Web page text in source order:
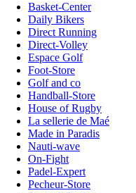
Basket-Center
Daily Bikers
Direct Running
Direct-Volley
Espace Golf
Foot-Store
Golf and co
Handball-Store
House of Rugby
La sellerie de Maé
Made in Paradis
Nauti-wave
On-Fight
Padel-Expert
Pecheur-Store